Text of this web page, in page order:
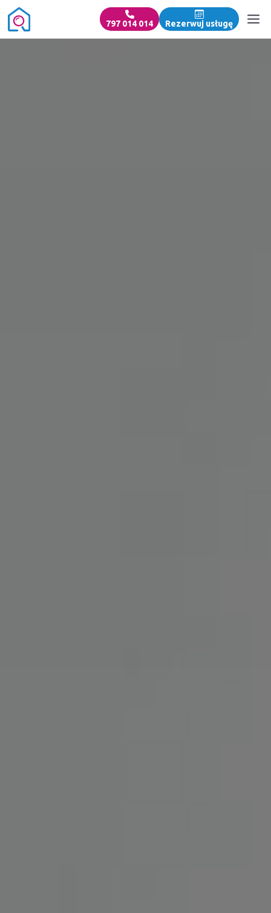
797 014 014 Rezerwuj usługę